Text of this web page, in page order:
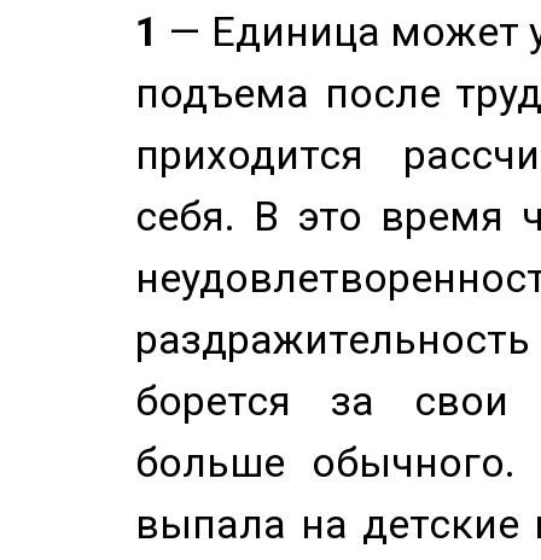
1 — Единица может
подъема после
приходится
себя. В это время
борется за свои
больше
выпала на детские